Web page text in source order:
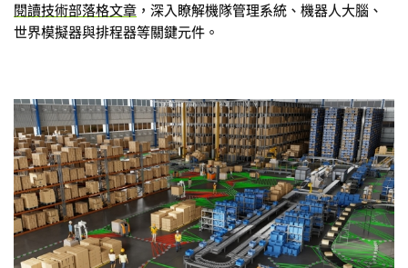
閱讀技術部落格文章 ，深入瞭解機隊管理系統、機器人大腦、
世界模擬器與排程器等關鍵元件。